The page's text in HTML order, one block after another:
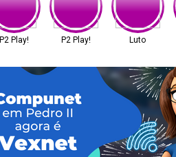
P2 Play! P2 Play! Luto